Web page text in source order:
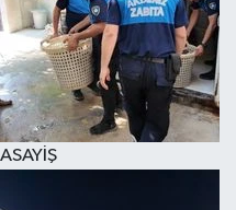
ASAYİŞ